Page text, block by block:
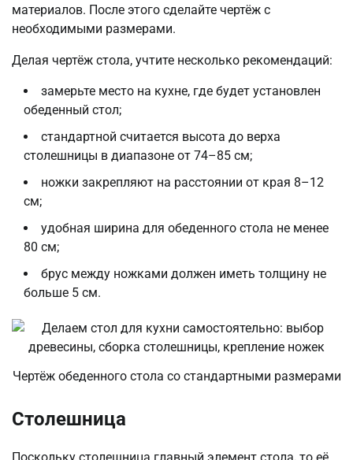
материалов. После этого сделайте чертёж с
необходимыми размерами.
Делая чертёж стола, учтите несколько рекомендаций:
замерьте место на кухне, где будет установлен
обеденный стол;
стандартной считается высота до верха
столешницы в диапазоне от 74–85 см;
ножки закрепляют на расстоянии от края 8–12
см;
удобная ширина для обеденного стола не менее
80 см;
брус между ножками должен иметь толщину не
больше 5 см.
Чертёж обеденного стола со стандартными размерами
Столешница